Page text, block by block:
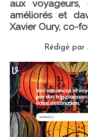
aux
améliorés et
Xavier Oury, co-
Rédigé par